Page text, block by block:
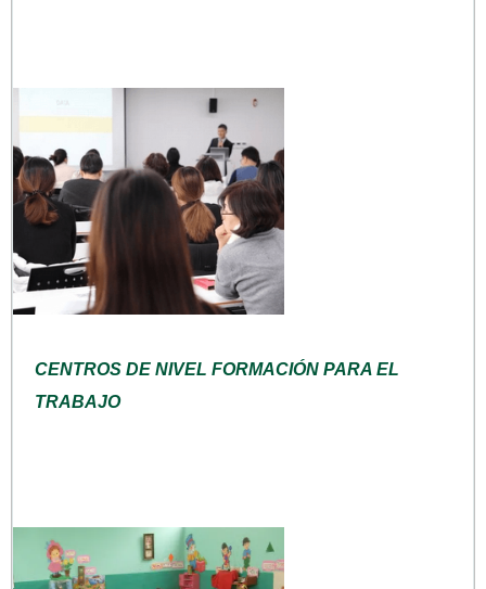
CENTROS DE NIVEL FORMACIÓN PARA EL
TRABAJO